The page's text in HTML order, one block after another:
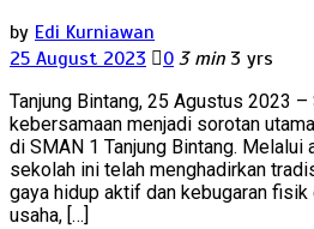
by Edi Kurniawan
25 August 2023
0 3 min 3 yrs
Tanjung Bintang, 25 Agustus 2023
kebersamaan menjadi sorotan
di SMAN 1 Tanjung Bintang. Melalui
sekolah ini telah menghadirkan
gaya hidup aktif dan kebugaran
usaha, […]